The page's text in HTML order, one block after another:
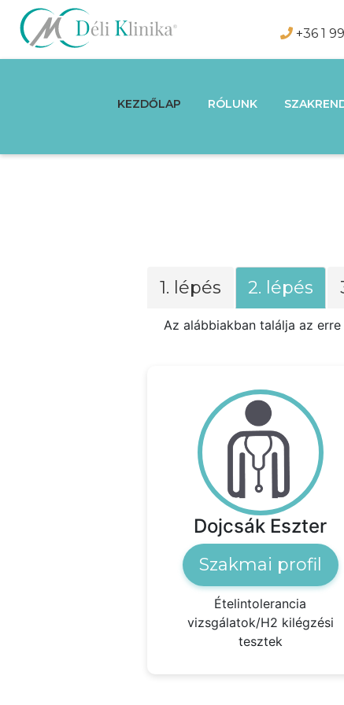
+36 1
KEZDŐLAP RÓLUNK
1. lépés 2. lépés
Az alábbiakban találja az
Dojcsák Eszter
Szakmai profil
Ételintolerancia
vizsgálatok/H2 kilégzési
tesztek